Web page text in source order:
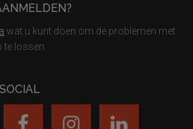
wat u kunt doen om de problemen met
te lossen
SOCIAL